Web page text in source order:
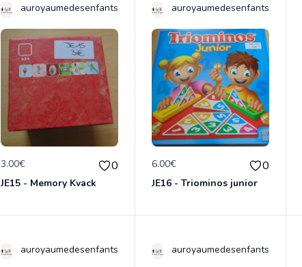
auroyaumedesenfants
3.00€ 0
JE15 - Memory Kvack
auroyaumedesenfants
6.00€ 0
JE16 - Triominos junior
auroyaumedesenfants auroyaumedesenfants